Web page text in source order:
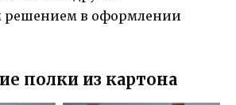
решением в оформлении
полки из картона